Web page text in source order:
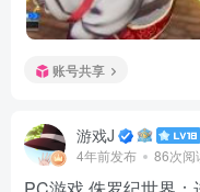
账号共享
游戏J
4年前发布 86次阅